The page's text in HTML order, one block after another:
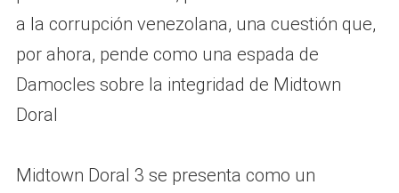
a la corrupción venezolana, una cuestión que,
por ahora, pende como una espada de
Damocles sobre la integridad de Midtown
Doral
Midtown Doral 3 se presenta como un